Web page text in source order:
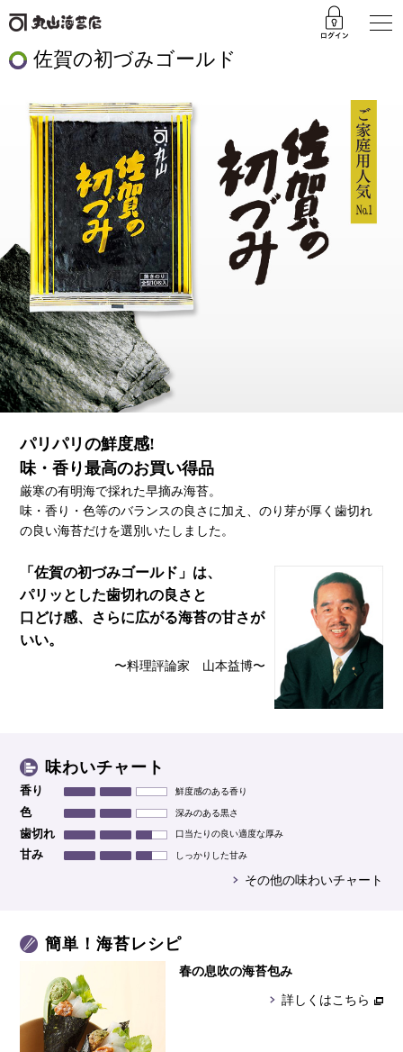
佐賀の初づみゴールド
パリパリの鮮度感!
味・香り最高のお買い得品
厳寒の有明海で採れた早摘み海苔。
味・香り・色等のバランスの良さに加え、のり芽が厚く歯切れ
の良い海苔だけを選別いたしました。
「佐賀の初づみゴールド」は、
パリッとした歯切れの良さと
口どけ感、 さらに広がる海苔の甘さが
いい。
〜料理評論家 山本益博〜
味わいチャート
香り 鮮度感のある香り
色 深みのある黒さ
歯切れ 口当たりの良い適度な厚み
甘み しっかりした甘み
その他の味わいチャート
簡単！海苔レシピ
春の息吹の海苔包み
詳しくはこちら